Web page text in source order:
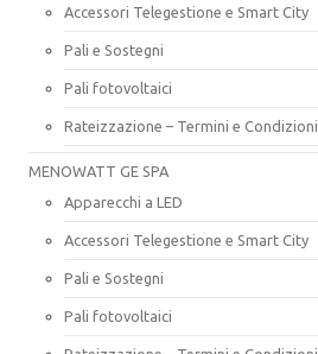
Accessori Telegestione e Smart City
Pali e Sostegni
Pali fotovoltaici
Rateizzazione – Termini e Condizioni
MENOWATT GE SPA
Apparecchi a LED
Accessori Telegestione e Smart City
Pali e Sostegni
Pali fotovoltaici